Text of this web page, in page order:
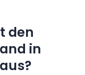
den
in